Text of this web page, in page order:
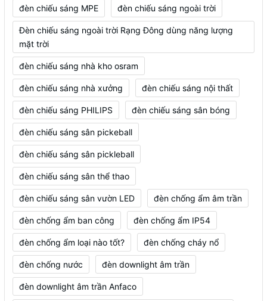
đèn chiếu sáng MPE đèn chiếu sáng ngoài trời
Đèn chiếu sáng ngoài trời Rạng Đông dùng năng lượng
mặt trời
đèn chiếu sáng nhà kho osram
đèn chiếu sáng nhà xưởng đèn chiếu sáng nội thất
đèn chiếu sáng PHILIPS đèn chiếu sáng sân bóng
đèn chiếu sáng sân pickeball
đèn chiếu sáng sân pickleball
đèn chiếu sáng sân thể thao
đèn chiếu sáng sân vườn LED đèn chống ẩm âm trần
đèn chống ẩm ban công đèn chống ẩm IP54
đèn chống ẩm loại nào tốt? đèn chống cháy nổ
đèn chống nước đèn downlight âm trần
đèn downlight âm trần Anfaco